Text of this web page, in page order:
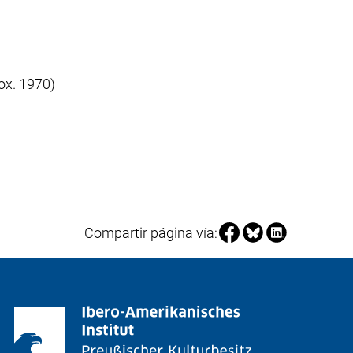
1970)
Compartir página vía:Compartir página en
Compartir página
Compartir